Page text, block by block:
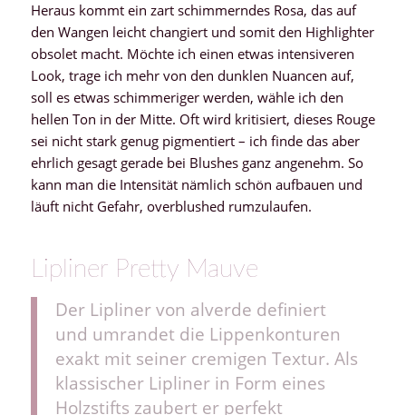
Heraus kommt ein zart schimmerndes Rosa, das auf
den Wangen leicht changiert und somit den Highlighter
obsolet macht. Möchte ich einen etwas intensiveren
Look, trage ich mehr von den dunklen Nuancen auf,
soll es etwas schimmeriger werden, wähle ich den
hellen Ton in der Mitte. Oft wird kritisiert, dieses Rouge
sei nicht stark genug pigmentiert – ich finde das aber
ehrlich gesagt gerade bei Blushes ganz angenehm. So
kann man die Intensität nämlich schön aufbauen und
läuft nicht Gefahr, overblushed rumzulaufen.
Lipliner Pretty Mauve
Der Lipliner von alverde definiert
und umrandet die Lippenkonturen
exakt mit seiner cremigen Textur. Als
klassischer Lipliner in Form eines
Holzstifts zaubert er perfekt